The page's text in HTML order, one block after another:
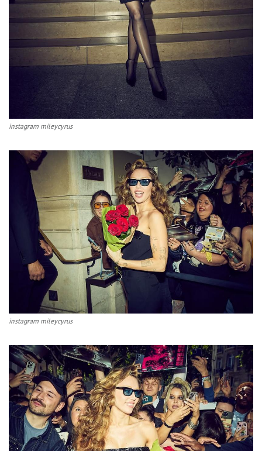
instagram mileycyrus
instagram mileycyrus